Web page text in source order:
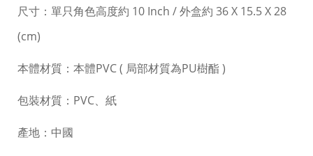
尺寸：單只角色高度約 10 Inch / 外盒約 36 X 15.5 X 28
(cm)
本體材質：本體PVC ( 局部材質為PU樹酯 )
包裝材質：PVC、紙
產地：中國